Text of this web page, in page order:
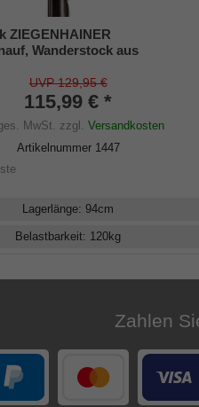
ZIEGENHAINER
Wanderstock aus
Schmuckfräsung veredelt,
Bergstockspitze und Leder-
UVP 129,95 €
115,99 € *
MwSt. zzgl. Versandkosten
Artikelnummer 1447
Lagerlänge:94cm
Belastbarkeit: 120kg
Zahlen